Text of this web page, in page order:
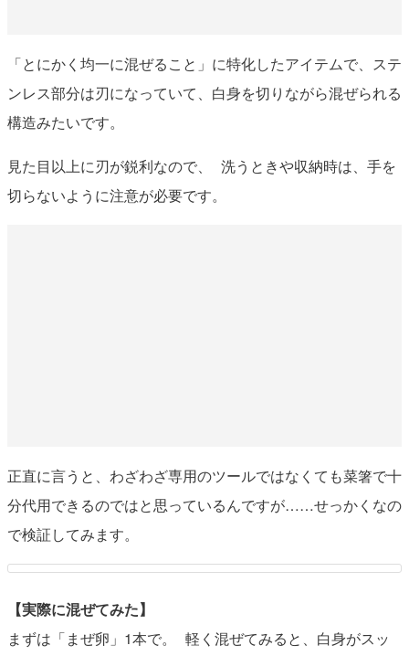
「とにかく均一に混ぜること」に特化したアイテムで、ステ
ンレス部分は刃になっていて、白身を切りながら混ぜられる
構造みたいです。
見た目以上に刃が鋭利なので、 洗うときや収納時は、手を
切らないように注意が必要です。
正直に言うと、わざわざ専用のツールではなくても菜箸で十
分代用できるのではと思っているんですが……せっかくなの
で検証してみます。
【実際に混ぜてみた】
まずは「まぜ卵」1本で。 軽く混ぜてみると、白身がスッ